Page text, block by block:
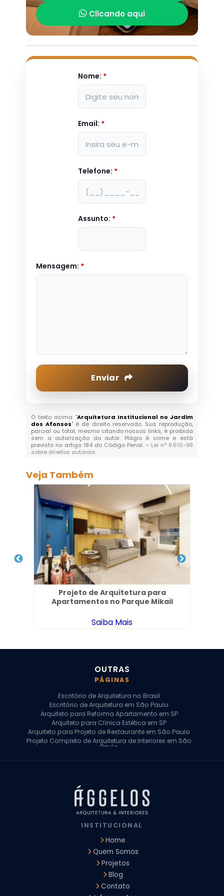
Clicando aqui
Nome: *
Email: *
Telefone: *
Assunto: *
Mensagem: *
Enviar
O texto acima "Arquitetura Institucional no Jardim
dos Afonsos" é de direito reservado. Sua reprodução,
parcial ou total, mesmo citando nossos links, é proibida
sem a autorização do autor. Plágio é crime e está
previsto no artigo 184 do Código Penal. – Lei n° 9.610-98
sobre direitos autorais.
Veja Também
Projeto de Arquitetura para
Apartamentos no Parque Mikail
Saiba Mais
OUTRAS
PÁGINAS
Escritório de Arquitetura no Brasil
Escritório de Arquitetura em São Paulo
Arquiteto para Reforma Apartamento em SP
Arquiteto para Clínica Estética em SP
Arquiteto para Projeto de Restaurante em São Paulo
Projeto Completo de Arquitetura de Interiores em São
Paulo
Arquiteto para Projeto Comercial em São Paulo
Arquiteto Comercial
Arquiteto para Reforma de Apartamento
Arquiteto para Reforma Residencial
Arquitetura para Reforma de Casas
Design de Interiores Apartamentos
Design de Interiores Residencial
Empresa de Arquitetura e Design
Empresas de Arquitetura e Design de Interiores
Escritório de Design de Interiores
Projeto Executivo Arquitetura
Arquitetura Institucional
INSTITUCIONAL
Home
Quem Somos
Projetos
Blog
Contato